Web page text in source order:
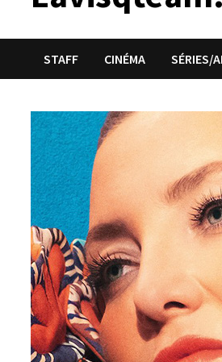
STAFF CINÉMA SÉRIES/